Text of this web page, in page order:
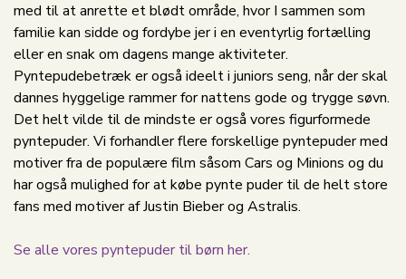
med til at anrette et blødt område, hvor I sammen som
familie kan sidde og fordybe jer i en eventyrlig fortælling
eller en snak om dagens mange aktiviteter.
Pyntepudebetræk er også ideelt i juniors seng, når der skal
dannes hyggelige rammer for nattens gode og trygge søvn.
Det helt vilde til de mindste er også vores figurformede
pyntepuder. Vi forhandler flere forskellige pyntepuder med
motiver fra de populære film såsom Cars og Minions og du
har også mulighed for at købe pynte puder til de helt store
fans med motiver af Justin Bieber og Astralis.
Se alle vores pyntepuder til børn her.